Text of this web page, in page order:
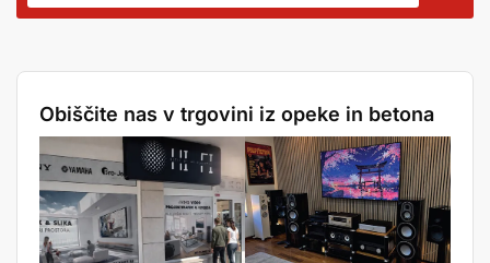
Obiščite nas v trgovini iz opeke in betona